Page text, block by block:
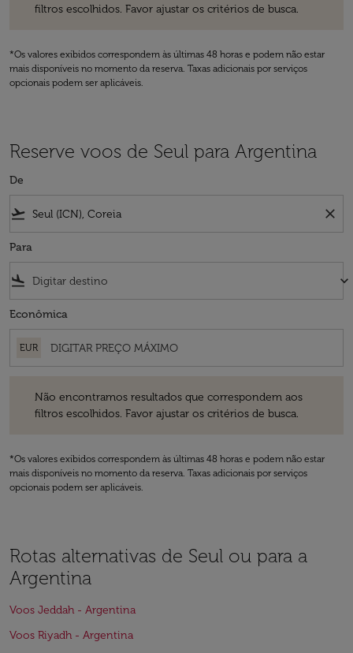
filtros escolhidos. Favor ajustar os critérios de busca.
*Os valores exibidos correspondem às últimas 48 horas e podem não estar
mais disponíveis no momento da reserva. Taxas adicionais por serviços
opcionais podem ser aplicáveis.
Reserve voos de Seul para Argentina
De
flight_takeoff close
Para
flight_land keyboard_arrow_down
Econômica
EUR
Não encontramos resultados que correspondem aos
filtros escolhidos. Favor ajustar os critérios de busca.
*Os valores exibidos correspondem às últimas 48 horas e podem não estar
mais disponíveis no momento da reserva. Taxas adicionais por serviços
opcionais podem ser aplicáveis.
Rotas alternativas de Seul ou para a
Argentina
Voos Jeddah - Argentina
Voos Riyadh - Argentina